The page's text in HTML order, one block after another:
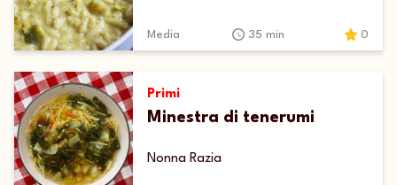
Media 35 min 0
Primi
Minestra di tenerumi
Nonna Razia